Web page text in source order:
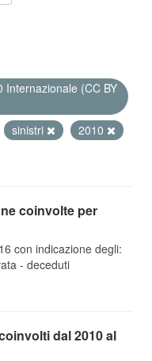
Internazionale (CC BY
sinistri
2010
coinvolte per
con indicazione degli:
- deceduti
dal 2010 al